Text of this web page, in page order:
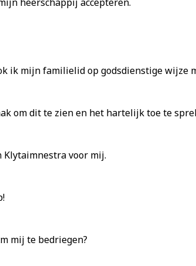
ik mijn familielid op godsdienstige wijze
om dit te zien en het hartelijk toe te
Klytaimnestra voor mij.
mij te bedriegen?